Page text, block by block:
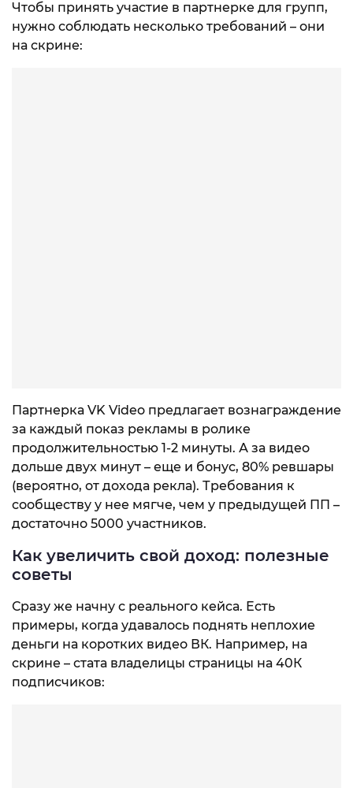
Чтобы принять участие в партнерке для групп,
нужно соблюдать несколько требований – они
на скрине:
Партнерка VK Video предлагает вознаграждение
за каждый показ рекламы в ролике
продолжительностью 1-2 минуты. А за видео
дольше двух минут – еще и бонус, 80% ревшары
(вероятно, от дохода рекла). Требования к
сообществу у нее мягче, чем у предыдущей ПП –
достаточно 5000 участников.
Как увеличить свой доход: полезные
советы
Сразу же начну с реального кейса. Есть
примеры, когда удавалось поднять неплохие
деньги на коротких видео ВК. Например, на
скрине – стата владелицы страницы на 40К
подписчиков: